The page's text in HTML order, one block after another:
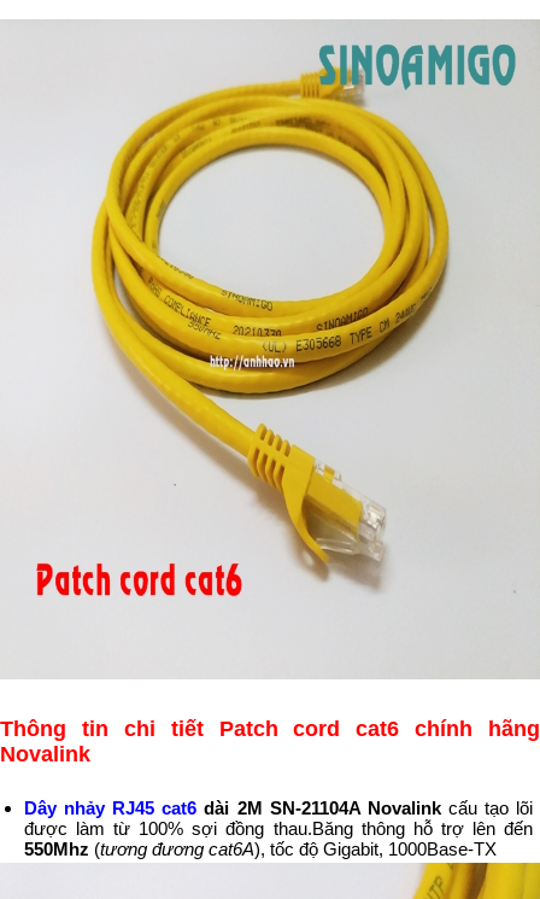
Thông tin chi tiết Patch cord cat6 chính hãng
Novalink
Dây nhảy RJ45cat6 dài 2M SN-21104A Novalinkcấu tạo lõi
được làm từ 100% sợi đồng thau.Băng thông hỗ trợ lên đến
550Mhz (tương đương cat6A), tốc độ Gigabit, 1000Base-TX